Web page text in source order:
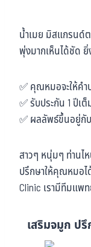
น้ำเมย มิสแกรนด์
พุ่งมากเห็นได้ชัด
✅ คุณหมอจะให้คำ
✅ รับประกัน 1 ปีเ
✅ ผลลัพธ์ขึ้นอยู่กั
สาวๆ หนุ่มๆ ท่านไ
ปรึกษาให้คุณหมอไ
Clinic เรามีทีมแพ
เสริมจมูก ป